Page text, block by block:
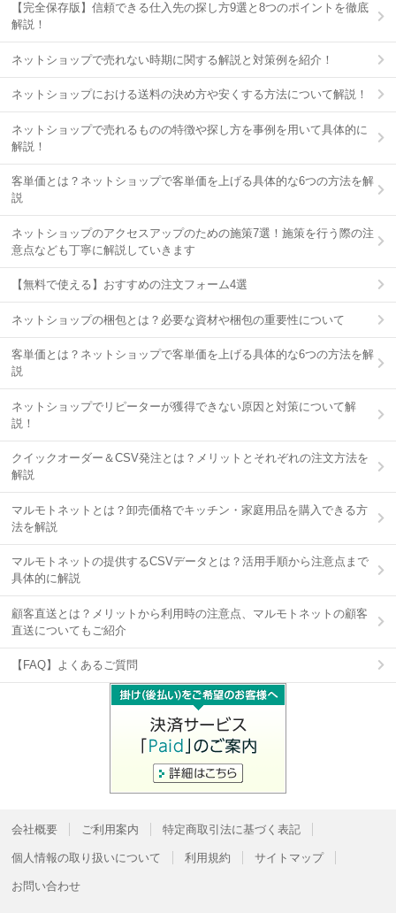
【完全保存版】信頼できる仕入先の探し方9選と8つのポイントを徹底
解説！
ネットショップで売れない時期に関する解説と対策例を紹介！
ネットショップにおける送料の決め方や安くする方法について解説！
ネットショップで売れるものの特徴や探し方を事例を用いて具体的に
解説！
客単価とは？ネットショップで客単価を上げる具体的な6つの方法を解
説
ネットショップのアクセスアップのための施策7選！施策を行う際の注
意点なども丁寧に解説していきます
【無料で使える】おすすめの注文フォーム4選
ネットショップの梱包とは？必要な資材や梱包の重要性について
客単価とは？ネットショップで客単価を上げる具体的な6つの方法を解
説
ネットショップでリピーターが獲得できない原因と対策について解
説！
クイックオーダー＆CSV発注とは？メリットとそれぞれの注文方法を
解説
マルモトネットとは？卸売価格でキッチン・家庭用品を購入できる方
法を解説
マルモトネットの提供するCSVデータとは？活用手順から注意点まで
具体的に解説
顧客直送とは？メリットから利用時の注意点、マルモトネットの顧客
直送についてもご紹介
【FAQ】よくあるご質問
会社概要 ご利用案内 特定商取引法に基づく表記
個人情報の取り扱いについて 利用規約 サイトマップ
お問い合わせ